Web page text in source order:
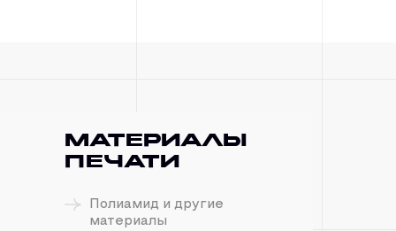
Материалы
печати
Полиамид и другие
материалы